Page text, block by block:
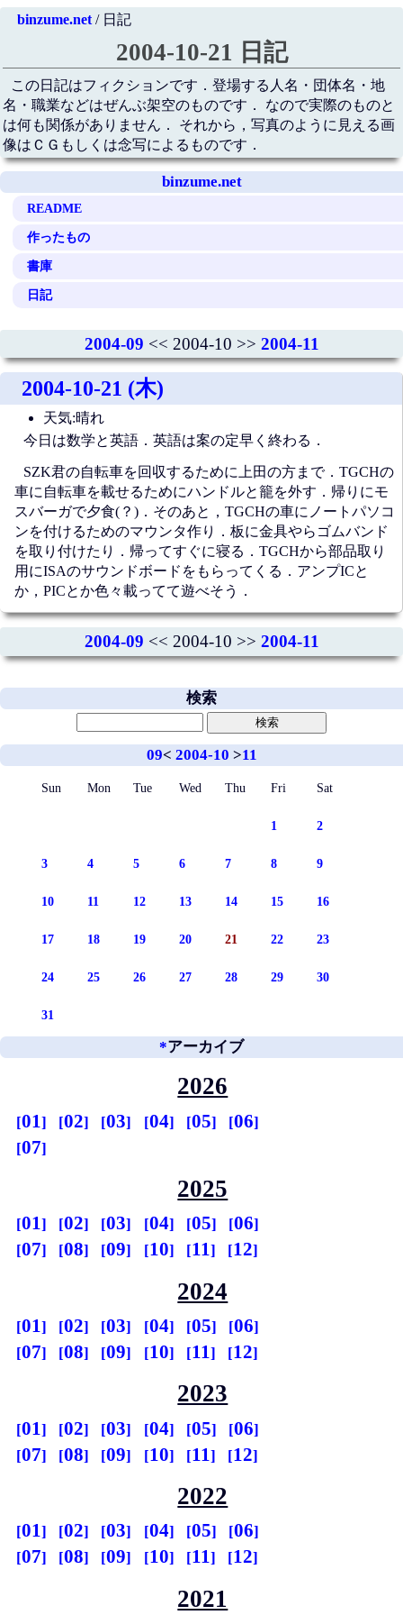
binzume.net/ 日記
2004-10-21 日記
この日記はフィクションです．登場する人名・団体名・地
名・職業などはぜんぶ架空のものです． なので実際のものと
は何も関係がありません． それから，写真のように見える画
像はＣＧもしくは念写によるものです．
binzume.net
README
作ったもの
書庫
日記
2004-09 << 2004-10 >> 2004-11
2004-10-21 (木)
天気:晴れ
今日は数学と英語．英語は案の定早く終わる．
SZK君の自転車を回収するために上田の方まで．TGCHの
車に自転車を載せるためにハンドルと籠を外す．帰りにモ
スバーガで夕食(？)．そのあと，TGCHの車にノートパソコ
ンを付けるためのマウンタ作り．板に金具やらゴムバンド
を取り付けたり．帰ってすぐに寝る．TGCHから部品取り
用にISAのサウンドボードをもらってくる．アンプICと
か，PICとか色々載ってて遊べそう．
2004-09 << 2004-10 >> 2004-11
検索
09< 2004-10 >11
Sun Mon Tue Wed Thu Fri Sat
1 2
3 4 5 6 7 8 9
10 11 12 13 14 15 16
17 18 19 20 21 22 23
24 25 26 27 28 29 30
31
*アーカイブ
2026
01 02 03 04 05
06
07
2025
01 02 03 04 05
06
07
08 09 10 11 12
2024
01 02 03 04 05
06
07
08 09 10 11 12
2023
01 02 03 04 05
06
07
08 09 10 11 12
2022
01 02 03 04 05
06
07
08 09 10 11 12
2021